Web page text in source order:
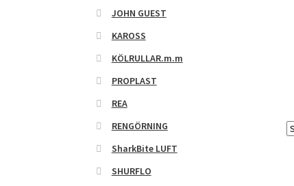
JOHN GUEST
KAROSS
KÖLRULLAR.m.m
PROPLAST
REA
RENGÖRNING
SharkBite LUFT
SHURFLO